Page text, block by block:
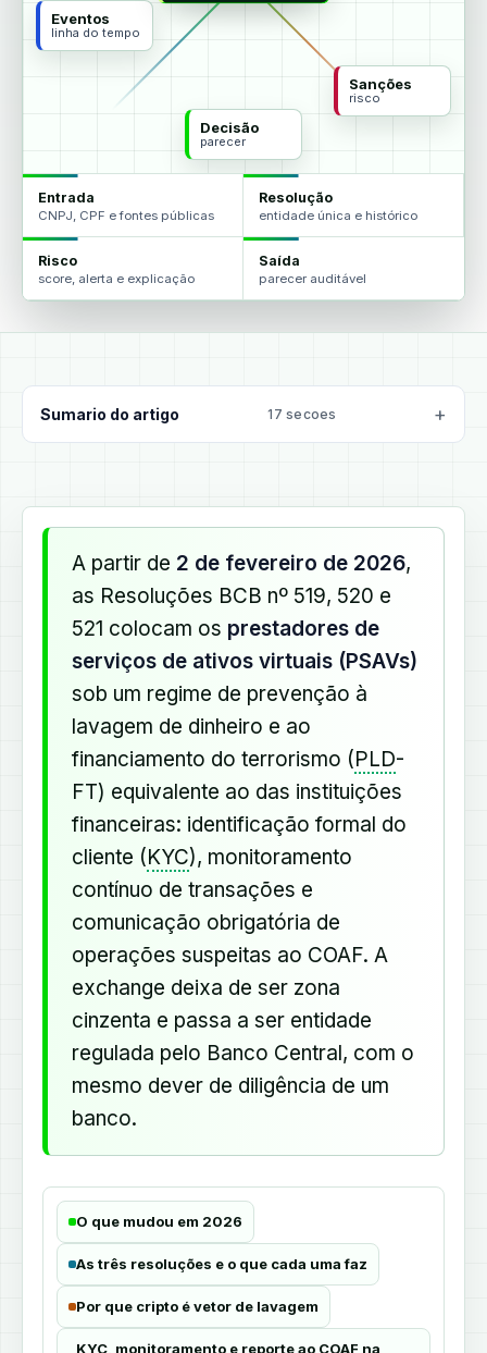
Eventos
linha do tempo
Sanções
risco
Decisão
parecer
Entrada
CNPJ, CPF e fontes públicas
Resolução
entidade única e histórico
Risco
score, alerta e explicação
Saída
parecer auditável
Sumario do artigo 17 secoes
A partir de 2 de fevereiro de 2026,
as Resoluções BCB nº 519, 520 e
521 colocam os prestadores de
serviços de ativos virtuais (PSAVs)
sob um regime de prevenção à
lavagem de dinheiro e ao
financiamento do terrorismo (PLD-
FT) equivalente ao das instituições
financeiras: identificação formal do
cliente (KYC), monitoramento
contínuo de transações e
comunicação obrigatória de
operações suspeitas ao COAF. A
exchange deixa de ser zona
cinzenta e passa a ser entidade
regulada pelo Banco Central, com o
mesmo dever de diligência de um
banco.
O que mudou em 2026
As três resoluções e o que cada uma faz
Por que cripto é vetor de lavagem
KYC, monitoramento e reporte ao COAF na